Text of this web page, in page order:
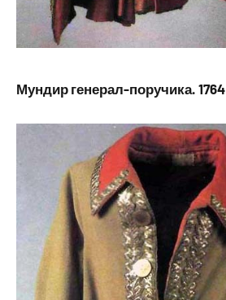
Мундир генерал-поручика. 1764